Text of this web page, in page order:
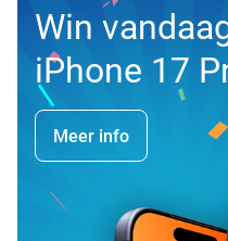
Win
iPhone 17
Meer info